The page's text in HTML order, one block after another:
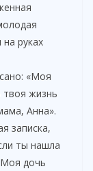
руках
«Моя
жизнь
Анна».
записка,
ты нашла
Моя дочь